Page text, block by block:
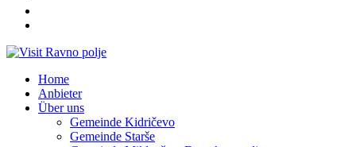
Home
Anbieter
Über uns
Gemeinde Kidričevo
Gemeinde Starše